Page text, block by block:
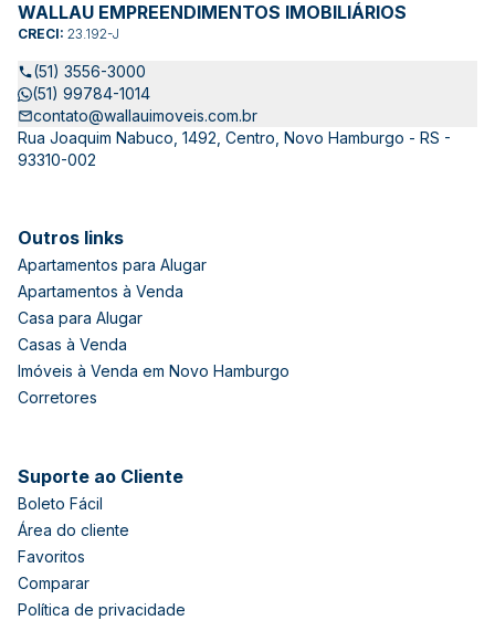
WALLAU EMPREENDIMENTOS IMOBILIÁRIOS
CRECI: 23.192-J
(51) 3556-3000
(51) 99784-1014
contato@wallauimoveis.com.br
Rua Joaquim Nabuco, 1492, Centro, Novo Hamburgo - RS -
93310-002
Outros links
Apartamentos para Alugar
Apartamentos à Venda
Casa para Alugar
Casas à Venda
Imóveis à Venda em Novo Hamburgo
Corretores
Suporte ao Cliente
Boleto Fácil
Área do cliente
Favoritos
Comparar
Política de privacidade